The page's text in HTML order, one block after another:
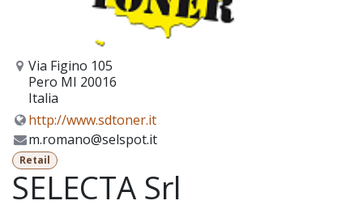
Via Figino 105
Pero MI 20016
Italia
http://www.sdtoner.it
m.romano@selspot.it
Retail
SELECTA Srl